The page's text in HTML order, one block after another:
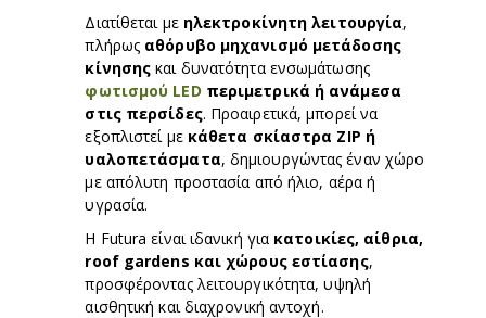
Διατίθεται με ηλεκτροκίνητη λειτουργία,
πλήρως αθόρυβο μηχανισμό μετάδοσης
κίνησης και δυνατότητα ενσωμάτωσης
φωτισμού LED περιμετρικά ή ανάμεσα
στις περσίδες. Προαιρετικά, μπορεί να
εξοπλιστεί με κάθετα σκίαστρα ZIP ή
υαλοπετάσματα, δημιουργώντας έναν χώρο
με απόλυτη προστασία από ήλιο, αέρα ή
υγρασία.
Η Futura είναι ιδανική για κατοικίες, αίθρια,
roof gardens και χώρους εστίασης,
προσφέροντας λειτουργικότητα, υψηλή
αισθητική και διαχρονική αντοχή.